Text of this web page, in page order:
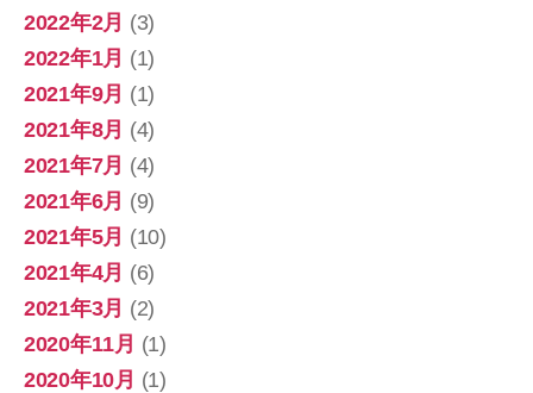
2022年2月 (3)
2022年1月 (1)
2021年9月 (1)
2021年8月 (4)
2021年7月 (4)
2021年6月 (9)
2021年5月 (10)
2021年4月 (6)
2021年3月 (2)
2020年11月 (1)
2020年10月 (1)